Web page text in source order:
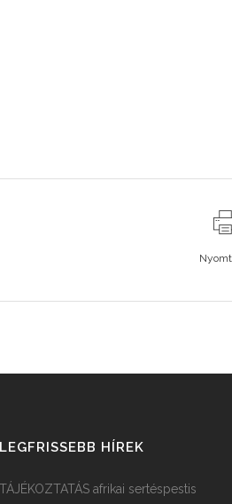
LEGFRISSEBB HÍREK
TÁJÉKOZTATÁS afrikai sertéspestis